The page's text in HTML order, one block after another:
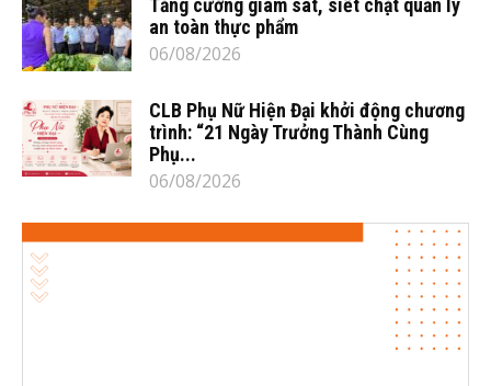
Tăng cường giám sát, siết chặt quản lý
an toàn thực phẩm
06/08/2026
CLB Phụ Nữ Hiện Đại khởi động chương
trình: “21 Ngày Trưởng Thành Cùng
Phụ...
06/08/2026